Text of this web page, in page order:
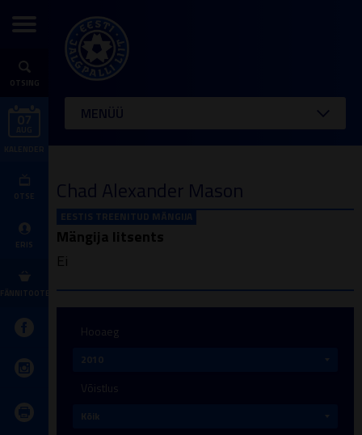
OTSING
OTSE
ERIS
FÄNNITOOTED
MENÜÜ
EESTIS TREENITUD MÄNGIJA
Chad Alexander Mason
Mängija litsents
Ei
Hooaeg
Võistlus